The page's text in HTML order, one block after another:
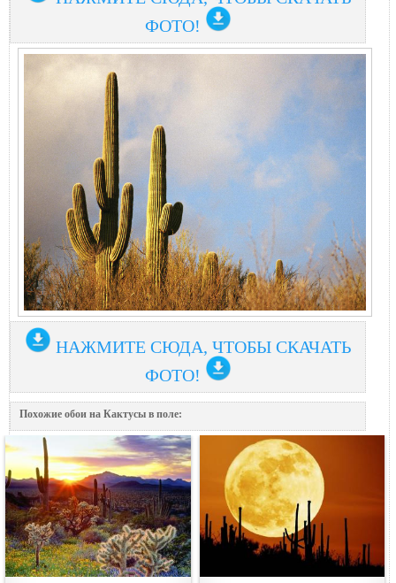
ФОТО!
НАЖМИТЕ СЮДА, ЧТОБЫ СКАЧАТЬ
ФОТО!
Похожие обои на Кактусы в поле: